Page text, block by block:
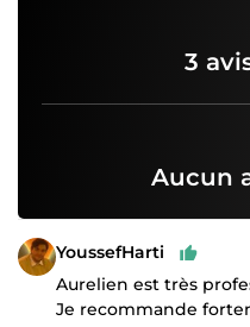
3
Aucun
YoussefHarti
Aurelien est très
Je recommande